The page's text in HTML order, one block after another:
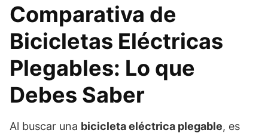
Comparativa de
Bicicletas Eléctricas
Plegables: Lo que
Debes Saber
Al buscar una bicicleta eléctrica plegable, es